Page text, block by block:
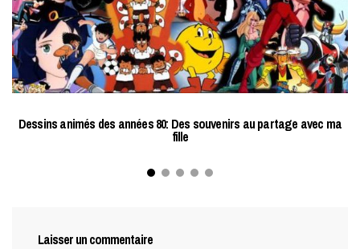
Dessins animés des années 80: Des souvenirs au partage avec ma
fille
Laisser un commentaire